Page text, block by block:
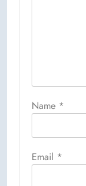
Name *
Email *